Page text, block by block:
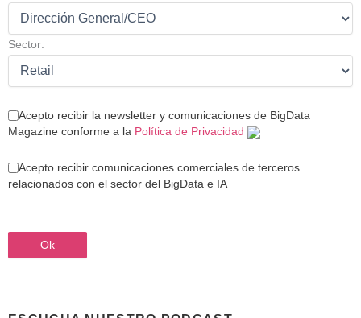
Sector:
Acepto recibir la newsletter y comunicaciones de BigData
Magazine conforme a la Política de Privacidad
Acepto recibir comunicaciones comerciales de terceros
relacionados con el sector del BigData e IA